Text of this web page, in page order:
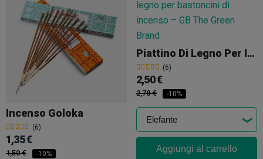
Incenso Goloka
(6)
1,35 €
1,50 € -10%
Piattino Di Legno Per Incenso
(6)
2,50 €
2,78 € -10%
Aggiungi al carrello